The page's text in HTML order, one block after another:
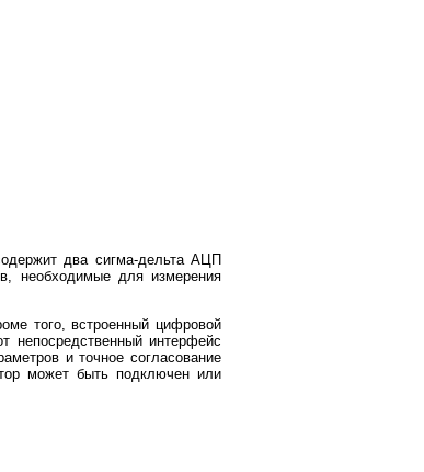
два сигма-дельта АЦП
необходимые для измерения
того, встроенный цифровой
непосредственный интерфейс
и точное согласование
может быть подключен или